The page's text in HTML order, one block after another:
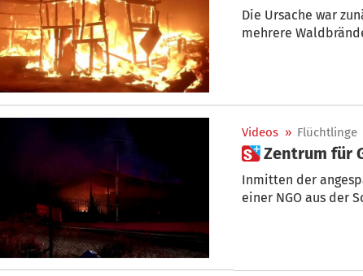
Die Ursache war
mehrere
Videos » Flüchtlinge
 Zentrum
Inmitten der
einer NGO aus der